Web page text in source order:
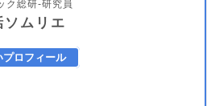
ク総研-研究員
ソムリエ
プロフィール